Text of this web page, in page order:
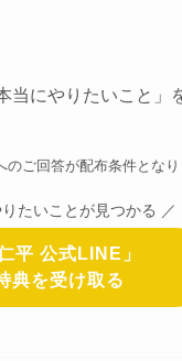
当にやりたいこと
ご回答が配布条件となり
たいことが見つかる ／
平 公式LINE」
典を受け取る